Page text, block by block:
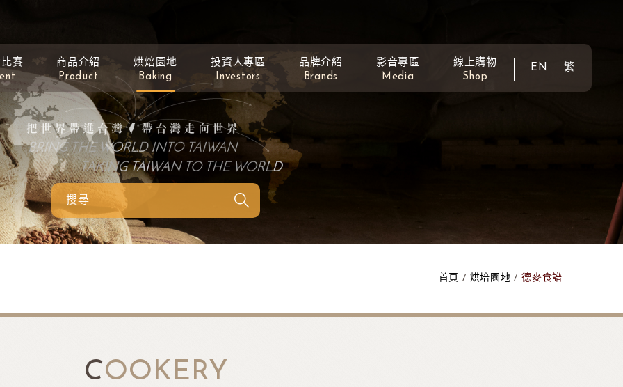
賽
商品介紹
Product
烘焙園地
Baking
投資人專區
Investors
品牌介紹
Brands
影音專區
Media
線上購物
Shop
EN 繁
首頁 烘培園地 德麥食譜
COOKERY